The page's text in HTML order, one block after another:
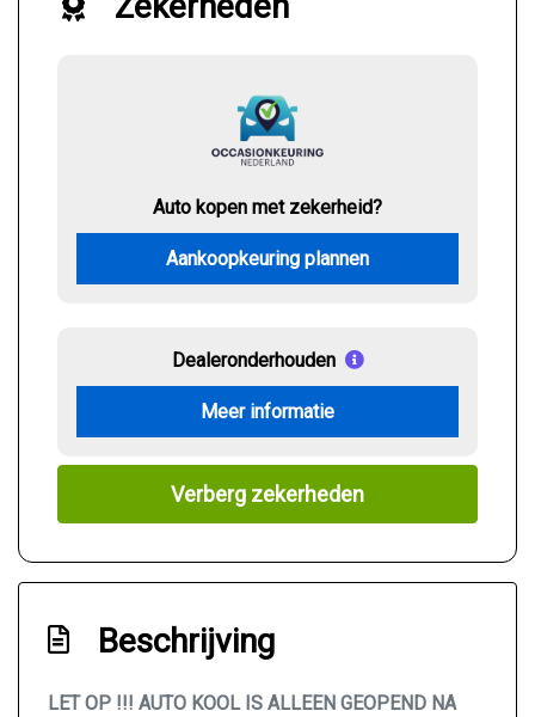
Auto kopen met zekerheid?
Aankoopkeuring plannen
Dealeronderhouden
Meer informatie
Verberg zekerheden
Beschrijving
LET OP !!! AUTO KOOL IS ALLEEN GEOPEND NA